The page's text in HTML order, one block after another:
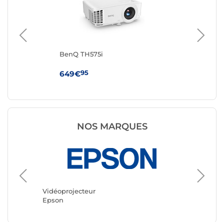
BenQ TH575i
649€95
NOS MARQUES
Vidéoprojecteur
Epson
Optoma